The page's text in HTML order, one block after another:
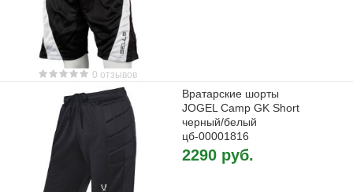
0 отзывов
Вратарские шорты
JOGEL Camp GK Short
черный/белый
цб-00001816
2290 руб.